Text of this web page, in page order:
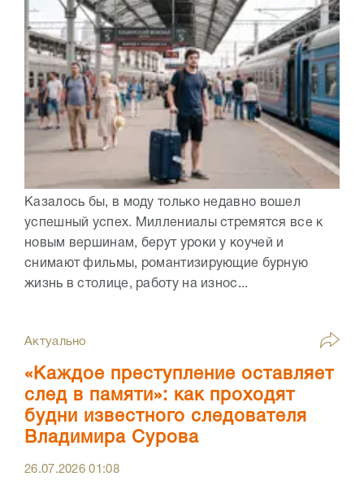
Казалось бы, в моду только недавно вошел
успешный успех. Миллениалы стремятся все к
новым вершинам, берут уроки у коучей и
снимают фильмы, романтизирующие бурную
жизнь в столице, работу на износ...
Актуально
«Каждое преступление оставляет
след в памяти»: как проходят
будни известного следователя
Владимира Сурова
26.07.202601:08